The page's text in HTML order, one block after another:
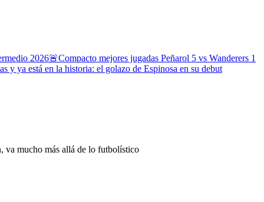
2026🚨Compacto mejores jugadas Peñarol 5 vs Wanderers 1
y ya está en la historia: el golazo de Espinosa en su debut
va mucho más allá de lo futbolístico